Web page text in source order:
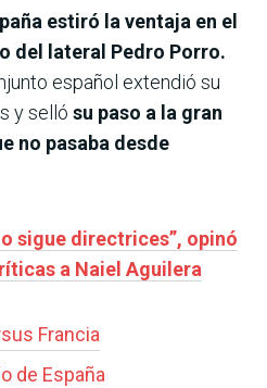
estiró la ventaja en el
del lateral Pedro Porro.
español extendió su
y selló su paso a la gran
no pasaba desde
sigue directrices”, opinó
a Naiel Aguilera
Francia
de España